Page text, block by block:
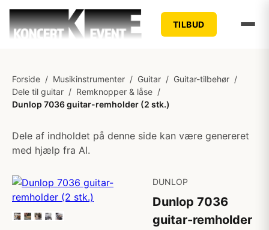
TILBUD
Forside / Musikinstrumenter / Guitar / Guitar-tilbehør /
Dele til guitar / Remknopper & låse /
Dunlop 7036 guitar-remholder (2 stk.)
Dele af indholdet på denne side kan være genereret
med hjælp fra AI.
DUNLOP
Dunlop 7036
guitar-remholder